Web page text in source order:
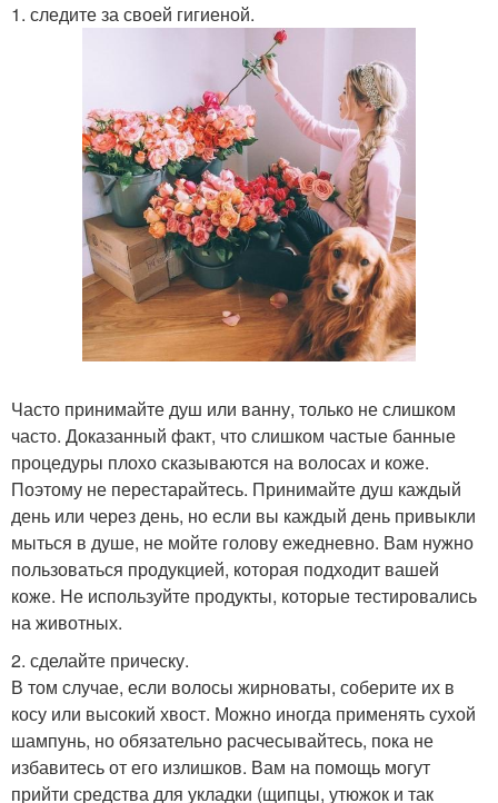
1. следите за своей гигиеной.
Часто принимайте душ или ванну, только не слишком
часто. Доказанный факт, что слишком частые банные
процедуры плохо сказываются на волосах и коже.
Поэтому не перестарайтесь. Принимайте душ каждый
день или через день, но если вы каждый день привыкли
мыться в душе, не мойте голову ежедневно. Вам нужно
пользоваться продукцией, которая подходит вашей
коже. Не используйте продукты, которые тестировались
на животных.
2. сделайте прическу.
В том случае, если волосы жирноваты, соберите их в
косу или высокий хвост. Можно иногда применять сухой
шампунь, но обязательно расчесывайтесь, пока не
избавитесь от его излишков. Вам на помощь могут
прийти средства для укладки (щипцы, утюжок и так